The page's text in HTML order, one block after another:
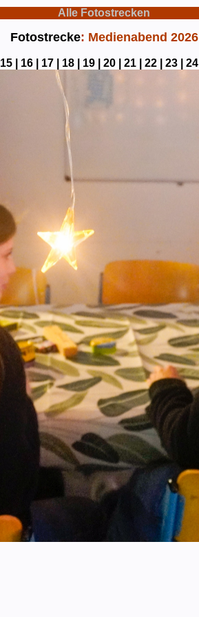
Alle Fotostrecken
Fotostrecke: Medienabend 2026
15 | 16 | 17 | 18 | 19 | 20 | 21 | 22 | 23 | 24 |